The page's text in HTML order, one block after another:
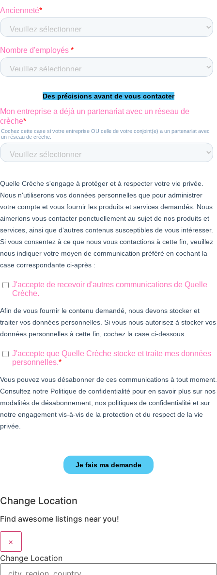
Change Location
Find awesome listings near you!
×
Change Location